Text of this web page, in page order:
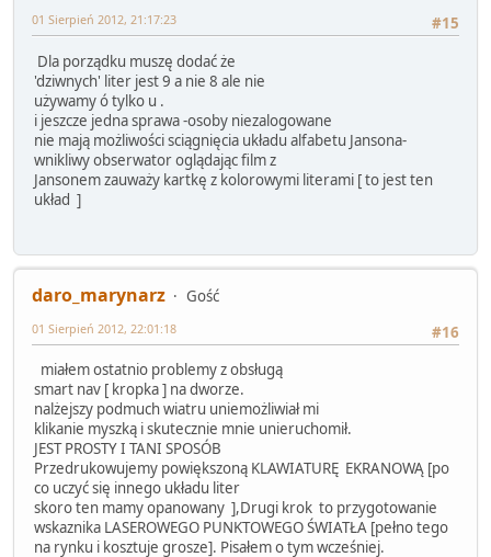
#15
01 Sierpień 2012, 21:17:23
Dla porządku muszę dodać że
'dziwnych' liter jest 9 a nie 8 ale nie
używamy ó tylko u .
i jeszcze jedna sprawa -osoby niezalogowane
nie mają możliwości sciągnięcia układu alfabetu Jansona-
wnikliwy obserwator oglądając film z
Jansonem zauważy kartkę z kolorowymi literami [ to jest ten
układ ]
daro_marynarz
Gość
#16
01 Sierpień 2012, 22:01:18
miałem ostatnio problemy z obsługą
smart nav [ kropka ] na dworze.
nalżejszy podmuch wiatru uniemożliwiał mi
klikanie myszką i skutecznie mnie unieruchomił.
JEST PROSTY I TANI SPOSÓB
Przedrukowujemy powiększoną KLAWIATURĘ EKRANOWĄ [po
co uczyć się innego układu liter
skoro ten mamy opanowany ],Drugi krok to przygotowanie
wskaznika LASEROWEGO PUNKTOWEGO ŚWIATŁA [pełno tego
na rynku i kosztuje grosze]. Pisałem o tym wcześniej.